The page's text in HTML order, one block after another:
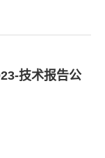
技术报告公